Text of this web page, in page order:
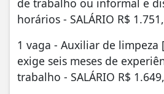
horários - SALÁRIO R$
1 vaga - Auxiliar de limpeza
exige seis meses de
trabalho - SALÁRIO R$